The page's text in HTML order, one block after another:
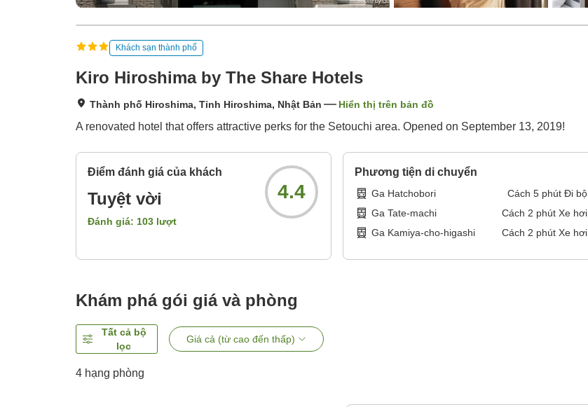
Khách sạn thành phố
Kiro Hiroshima by The Share Hotels
Thành phố Hiroshima, Tỉnh Hiroshima, Nhật Bản Hiển thị trên bản đồ
A renovated hotel that offers attractive perks for the Setouchi area. Opened on September 13, 2019!
Điểm đánh giá của khách
Tuyệt vời
Đánh giá: 103 lượt
4.4
Phương tiện di chuyển
Ga Hatchobori Cách 5phút Đi bộ
Ga Tate-machi
Cách 2 phút Xe hơi
Ga Kamiya-cho-higashi
Cách 2 phút Xe hơi
Khám phá gói giá và phòng
Tất cả bộ
lọc
Giá cả (từ cao đến thấp)
4 hạng phòng